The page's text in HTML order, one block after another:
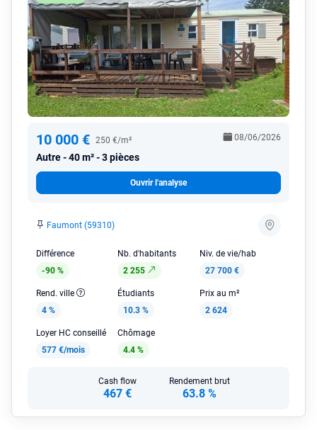
10 000 € 250 €/m²
Autre 40 m² - 3 pièces
08/06/2026
Ouvrir l'analyse
Faumont (59310)
Différence
-90 %
Nb. d'habitants
2 255
Niv. de vie/hab
27 700 €
Rend. ville
4 %
Étudiants
10.3 %
Prix au m²
2 624
Loyer HC conseillé
577 €/mois
Chômage
4.4 %
Cash flow
467 €
Rendement brut
63.8 %